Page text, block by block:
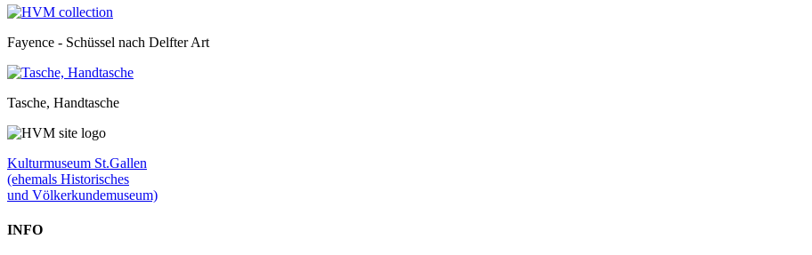
Fayence - Schüssel nach Delfter Art
Tasche, Handtasche
Kulturmuseum St.Gallen
(ehemals Historisches
und Völkerkundemuseum)
INFO